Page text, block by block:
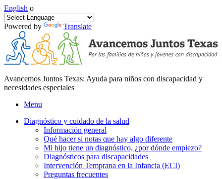
English o
Powered by Translate
Avancemos Juntos Texas: Ayuda para niños con discapacidad y
necesidades especiales
Menu
Diagnóstico y cuidado de la salud
Información general
Qué hacer si notas que hay algo diferente
Mi hijo tiene un diagnóstico, ¿por dónde empiezo?
Diagnósticos para discapacidades
Intervención Temprana en la Infancia (ECI)
Preguntas frecuentes